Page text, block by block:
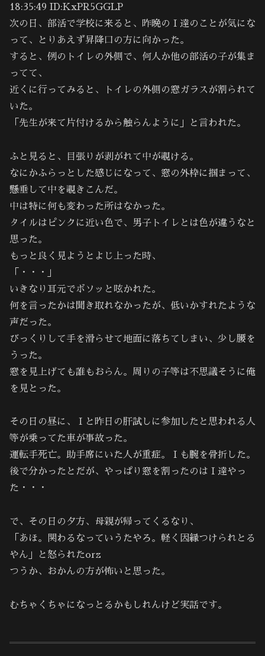
18:35:49 ID:KxPR5GGLP
次の日、部活で学校に来ると、昨晩のＩ達のことが気にな
って、とりあえず昇降口の方に向かった。
すると、例のトイレの外側で、何人か他の部活の子が集ま
ってて、
近くに行ってみると、トイレの外側の窓ガラスが割られて
いた。
「先生が来て片付けるから触らんように」と言われた。
ふと見ると、目張りが剥がれて中が覗ける。
なにかふらっとした感じになって、窓の外枠に掴まって、
懸垂して中を覗きこんだ。
中は特に何も変わった所はなかった。
タイルはピンクに近い色で、男子トイレとは色が違うなと
思った。
もっと良く見ようとよじ上った時、
「・・・」
いきなり耳元でボソッと呟かれた。
何を言ったかは聞き取れなかったが、低いかすれたような
声だった。
びっくりして手を滑らせて地面に落ちてしまい、少し腰を
うった。
窓を見上げても誰もおらん。周りの子等は不思議そうに俺
を見とった。
その日の昼に、Ｉと昨日の肝試しに参加したと思われる人
等が乗ってた車が事故った。
運転手死亡。助手席にいた人が重症。Ｉも腕を骨折した。
後で分かったとだが、やっぱり窓を割ったのはＩ達やっ
た・・・
で、その日の夕方、母親が帰ってくるなり、
「あほ。関わるなっていうたやろ。軽く因縁つけられとる
やん」と怒られたorz
つうか、おかんの方が怖いと思った。
むちゃくちゃになっとるかもしれんけど実話です。